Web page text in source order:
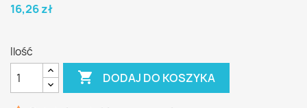
16,26 zł
Ilość
 DODAJ DO KOSZYKA